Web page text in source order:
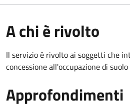
A chi è rivolto
Il servizio è rivolto ai soggetti che
concessione all'occupazione di
Approfondimenti